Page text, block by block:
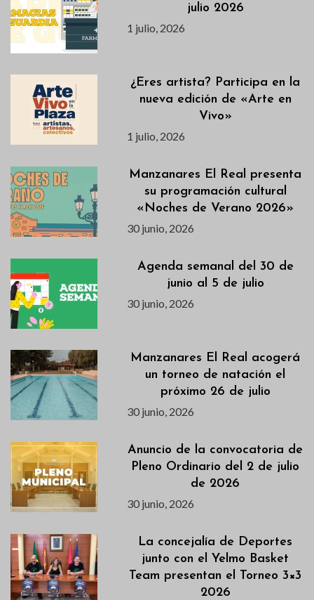
julio 2026
1 julio, 2026
¿Eres artista? Participa en la
nueva edición de «Arte en
Vivo»
1 julio, 2026
Manzanares El Real presenta
su programación cultural
«Noches de Verano 2026»
30 junio, 2026
Agenda semanal del 30 de
junio al 5 de julio
30 junio, 2026
Manzanares El Real acogerá
un torneo de natación el
próximo 26 de julio
30 junio, 2026
Anuncio de la convocatoria de
Pleno Ordinario del 2 de julio
de 2026
30 junio, 2026
La concejalía de Deportes
junto con el Yelmo Basket
Team presentan el Torneo 3×3
2026